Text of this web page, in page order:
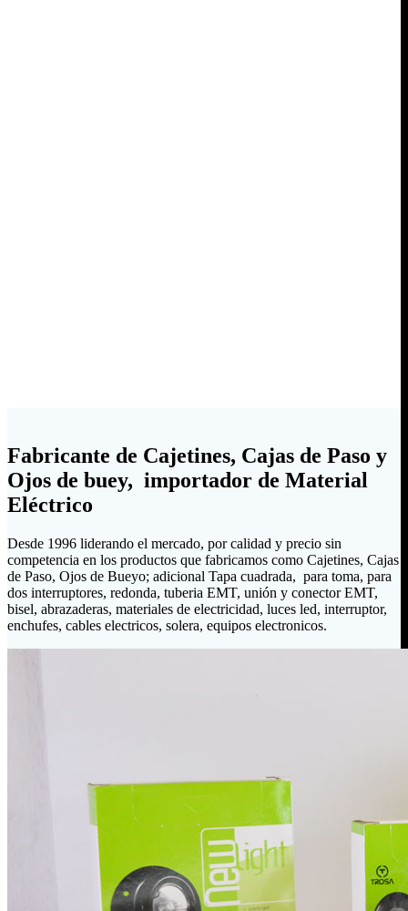
Fabricante de Cajetines, Cajas de Paso y
Ojos de buey, importador de Material
Eléctrico
Desde 1996 liderando el mercado, por calidad y precio sin
competencia en los productos que fabricamos como Cajetines, Cajas
de Paso, Ojos de Bueyo; adicional Tapa cuadrada, para toma, para
dos interruptores, redonda, tuberia EMT, unión y conector EMT,
bisel, abrazaderas, materiales de electricidad, luces led, interruptor,
enchufes, cables electricos, solera, equipos electronicos.